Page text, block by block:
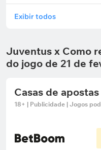
Exibir todos
Juventus x Como
do jogo de 21 de
Casas de
18+ | Publicidade | Jogos